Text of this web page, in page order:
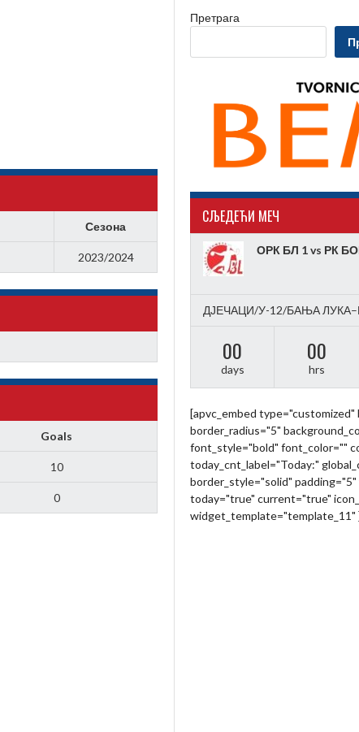
Сезона
2023/2024
Goals
10
0
Претрага
CЉЕДЕЋИ МЕЧ
ОРК БЛ 1 vs РК
ДЈЕЧАЦИ/У-12/БАЊА
00
days
00
hrs
[apvc_embed type="customized"
border_radius="5"
font_style="bold" font_color=""
today_cnt_label="Today:"
border_style="solid"
today="true" current="true"
widget_template="template_11"